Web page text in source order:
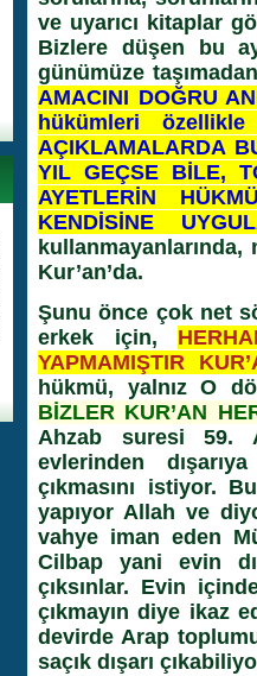
ve uyarıcı kitaplar
Bizlere düşen bu
günümüze
AMACINI DOĞRU
hükümleri
AÇIKLAMALARDA
YIL GEÇSE BİLE,
AYETLERİN
KENDİSİNE
Kur’an’da.
Şunu önce çok net
erkek için,
YAPMAMIŞTIR
hükmü, yalnız O
BİZLER KUR’AN
Ahzab suresi 59.
evlerinden
çıkmasını istiyor.
yapıyor Allah ve
vahye iman eden
Cilbap yani evin
çıksınlar. Evin
çıkmayın diye ikaz
devirde Arap
saçık dışarı